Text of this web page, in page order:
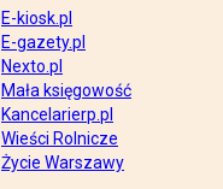
E-kiosk.pl
E-gazety.pl
Nexto.pl
Mała księgowość
Kancelarierp.pl
Wieści Rolnicze
Życie Warszawy